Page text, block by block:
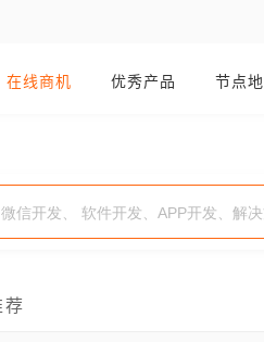
在线商机 优秀产品 节点
荐